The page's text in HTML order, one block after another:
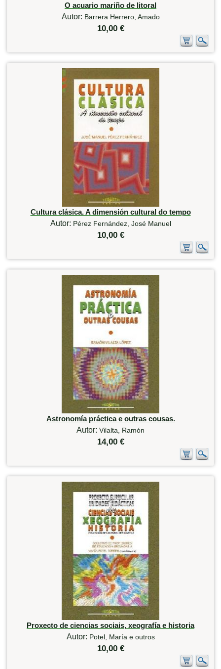
O acuario mariño de litoral
Autor: Barrera Herrero, Amado
10,00 €
Cultura clásica. A dimensión cultural do tempo
Autor: Pérez Fernández, José Manuel
10,00 €
Astronomía práctica e outras cousas.
Autor: Vilalta, Ramón
14,00 €
Proxecto de ciencias sociais, xeografía e historia
Autor: Potel, María e outros
10,00 €